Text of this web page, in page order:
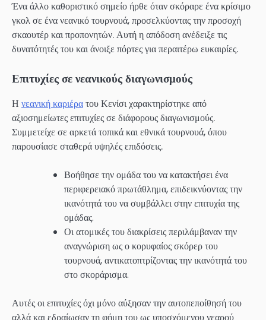
Ένα άλλο καθοριστικό σημείο ήρθε όταν σκόραρε ένα κρίσιμο
γκολ σε ένα νεανικό τουρνουά, προσελκύοντας την προσοχή
σκαουτέρ και προπονητών. Αυτή η απόδοση ανέδειξε τις
δυνατότητές του και άνοιξε πόρτες για περαιτέρω ευκαιρίες.
Επιτυχίες σε νεανικούς διαγωνισμούς
Η νεανική καριέρατου Κενίσι χαρακτηρίστηκε από
αξιοσημείωτες επιτυχίες σε διάφορους διαγωνισμούς.
Συμμετείχε σε αρκετά τοπικά και εθνικά τουρνουά, όπου
παρουσίασε σταθερά υψηλές επιδόσεις.
Βοήθησε την ομάδα του να κατακτήσει ένα
περιφερειακό πρωτάθλημα, επιδεικνύοντας την
ικανότητά του να συμβάλλει στην επιτυχία της
ομάδας.
Οι ατομικές του διακρίσεις περιλάμβαναν την
αναγνώριση ως ο κορυφαίος σκόρερ του
τουρνουά, αντικατοπτρίζοντας την ικανότητά του
στο σκοράρισμα.
Αυτές οι επιτυχίες όχι μόνο αύξησαν την αυτοπεποίθησή του